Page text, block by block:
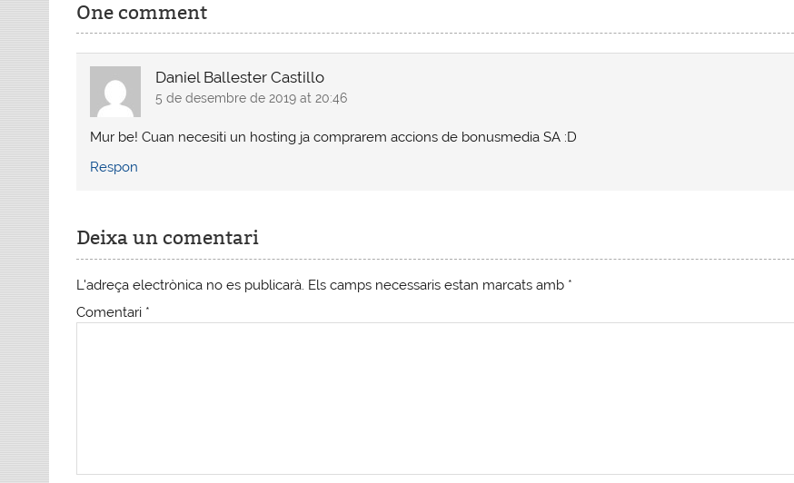
One comment
Daniel Ballester Castillo
5 de desembre de 2019 at 20:46
Mur be! Cuan necesiti un hosting ja comprarem accions de bonusmedia SA :D
Respon
Deixa un comentari
L'adreça electrònica no es publicarà. Els camps necessaris estan marcats amb *
Comentari *